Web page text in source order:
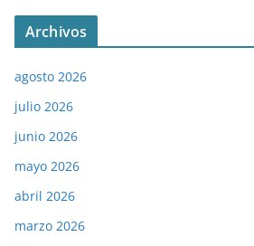
Archivos
agosto 2026
julio 2026
junio 2026
mayo 2026
abril 2026
marzo 2026